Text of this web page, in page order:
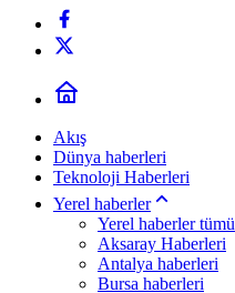
Akış
Dünya haberleri
Teknoloji Haberleri
Yerel haberler
Yerel haberler tümü
Aksaray Haberleri
Antalya haberleri
Bursa haberleri